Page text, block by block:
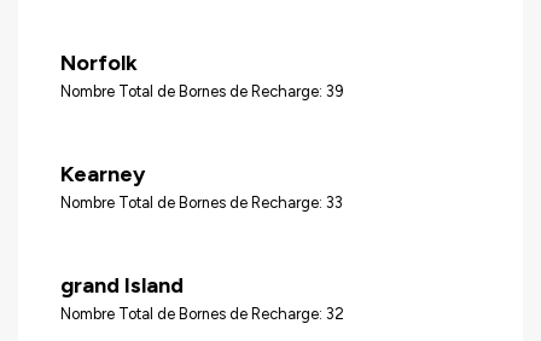
Norfolk
Nombre Total de Bornes de Recharge: 39
Kearney
Nombre Total de Bornes de Recharge: 33
grand Island
Nombre Total de Bornes de Recharge: 32